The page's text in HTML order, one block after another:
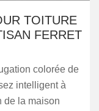
TOITURE
FERRET
colorée de
intelligent à
de la maison